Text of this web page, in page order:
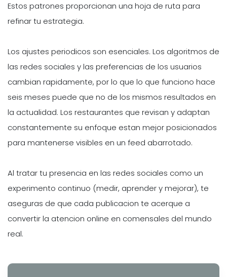
Estos patrones proporcionan una hoja de ruta para
refinar tu estrategia.
Los ajustes periodicos son esenciales. Los algoritmos de
las redes sociales y las preferencias de los usuarios
cambian rapidamente, por lo que lo que funciono hace
seis meses puede que no de los mismos resultados en
la actualidad. Los restaurantes que revisan y adaptan
constantemente su enfoque estan mejor posicionados
para mantenerse visibles en un feed abarrotado.
Al tratar tu presencia en las redes sociales como un
experimento continuo (medir, aprender y mejorar), te
aseguras de que cada publicacion te acerque a
convertir la atencion online en comensales del mundo
real.